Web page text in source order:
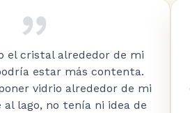
el cristal alrededor de mi
estar más contenta.
vidrio alrededor de mi
lago, no tenía ni idea de